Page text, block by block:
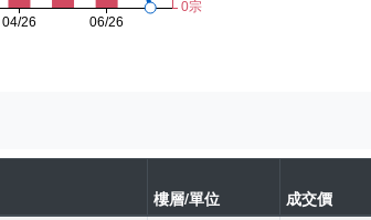
樓層/單位 成交價